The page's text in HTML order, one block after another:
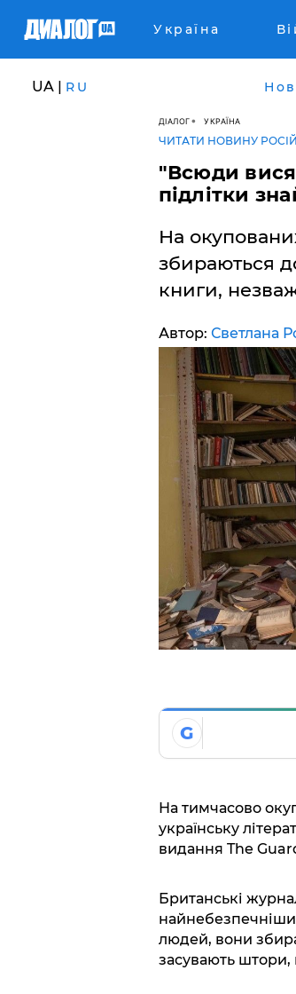
Україна
UA | RU
ДІАЛОГ УКРАЇНА
ЧИТАТИ НОВИНУ
"Всюди
підлітки
На
збираються
книги,
Автор: Светлана
G
На тимчасово
українську
видання The
Британські
людей, вони
засувають